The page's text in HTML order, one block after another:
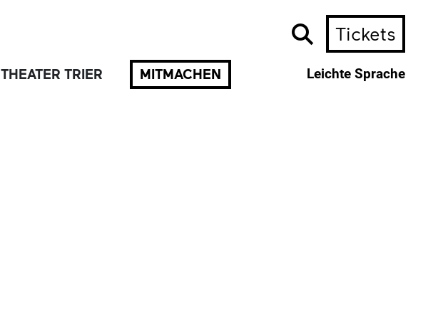
THEATER TRIER MITMACHEN
Tickets
Leichte Sprache